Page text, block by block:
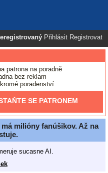
Přihlásit Registrovat
patrona na poradně
bez reklam
poradenství
SE PATRONEM
milióny fanúšikov. Až na
sucasne AI.